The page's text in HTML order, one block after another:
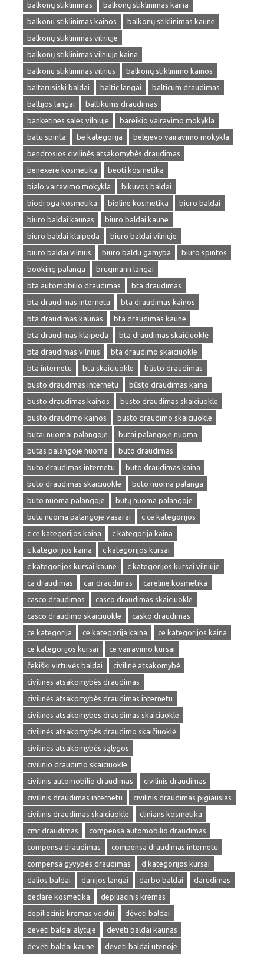
balkonų stiklinimas
balkonų stiklinimas kaina
balkonu stiklinimas kainos
balkonų stiklinimas kaune
balkonų stiklinimas vilniuje
balkonų stiklinimas vilniuje kaina
balkonu stiklinimas vilnius
balkonų stiklinimo kainos
baltarusiski baldai
baltic langai
balticum draudimas
baltijos langai
baltikums draudimas
banketines sales vilniuje
bareikio vairavimo mokykla
batu spinta
be kategorija
belejevo vairavimo mokykla
bendrosios civilinės atsakomybės draudimas
benexere kosmetika
beoti kosmetika
bialo vairavimo mokykla
bikuvos baldai
biodroga kosmetika
bioline kosmetika
biuro baldai
biuro baldai kaunas
biuro baldai kaune
biuro baldai klaipeda
biuro baldai vilniuje
biuro baldai vilnius
biuro baldu gamyba
biuro spintos
booking palanga
brugmann langai
bta automobilio draudimas
bta draudimas
bta draudimas internetu
bta draudimas kainos
bta draudimas kaunas
bta draudimas kaune
bta draudimas klaipeda
bta draudimas skaičiuoklė
bta draudimas vilnius
bta draudimo skaiciuokle
bta internetu
bta skaiciuokle
būsto draudimas
busto draudimas internetu
būsto draudimas kaina
busto draudimas kainos
busto draudimas skaiciuokle
busto draudimo kainos
busto draudimo skaiciuokle
butai nuomai palangoje
butai palangoje nuoma
butas palangoje nuoma
buto draudimas
buto draudimas internetu
buto draudimas kaina
buto draudimas skaiciuokle
buto nuoma palanga
buto nuoma palangoje
butų nuoma palangoje
butu nuoma palangoje vasarai
c ce kategorijos
c ce kategorijos kaina
c kategorija kaina
c kategorijos kaina
c kategorijos kursai
c kategorijos kursai kaune
c kategorijos kursai vilniuje
ca draudimas
car draudimas
careline kosmetika
casco draudimas
casco draudimas skaiciuokle
casco draudimo skaiciuokle
casko draudimas
ce kategorija
ce kategorija kaina
ce kategorijos kaina
ce kategorijos kursai
ce vairavimo kursai
čekiški virtuvės baldai
civilinė atsakomybė
civilinės atsakomybės draudimas
civilinės atsakomybės draudimas internetu
civilines atsakomybes draudimas skaiciuokle
civilinės atsakomybės draudimo skaičiuoklė
civilinės atsakomybės sąlygos
civilinio draudimo skaiciuokle
civilinis automobilio draudimas
civilinis draudimas
civilinis draudimas internetu
civilinis draudimas pigiausias
civilinis draudimas skaiciuokle
clinians kosmetika
cmr draudimas
compensa automobilio draudimas
compensa draudimas
compensa draudimas internetu
compensa gyvybės draudimas
d kategorijos kursai
dalios baldai
danijos langai darbo baldai
darudimas
declare kosmetika
depiliacinis kremas
depiliacinis kremas veidui
dėvėti baldai
deveti baldai alytuje
deveti baldai kaunas
dėvėti baldai kaune
deveti baldai utenoje